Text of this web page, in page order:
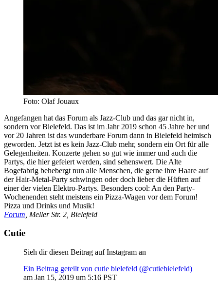
Foto: Olaf Jouaux
Angefangen hat das Forum als Jazz-Club und das gar nicht in,
sondern vor Bielefeld. Das ist im Jahr 2019 schon 45 Jahre her und
vor 20 Jahren ist das wunderbare Forum dann in Bielefeld heimisch
geworden. Jetzt ist es kein Jazz-Club mehr, sondern ein Ort für alle
Gelegenheiten. Konzerte gehen so gut wie immer und auch die
Partys, die hier gefeiert werden, sind sehenswert. Die Alte
Bogefabrig behebergt nun alle Menschen, die gerne ihre Haare auf
der Hair-Metal-Party schwingen oder doch lieber die Hüften auf
einer der vielen Elektro-Partys. Besonders cool: An den Party-
Wochenenden steht meistens ein Pizza-Wagen vor dem Forum!
Pizza und Drinks und Musik!
Forum , Meller Str. 2, Bielefeld
Cutie
Sieh dir diesen Beitrag auf Instagram an
Ein Beitrag geteilt von cutie bielefeld (@cutiebielefeld)
am Jan 15, 2019 um 5:16 PST